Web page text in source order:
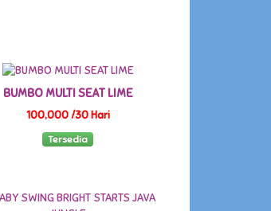
BUMBO MULTI SEAT LIME
100,000 /30 Hari
Tersedia